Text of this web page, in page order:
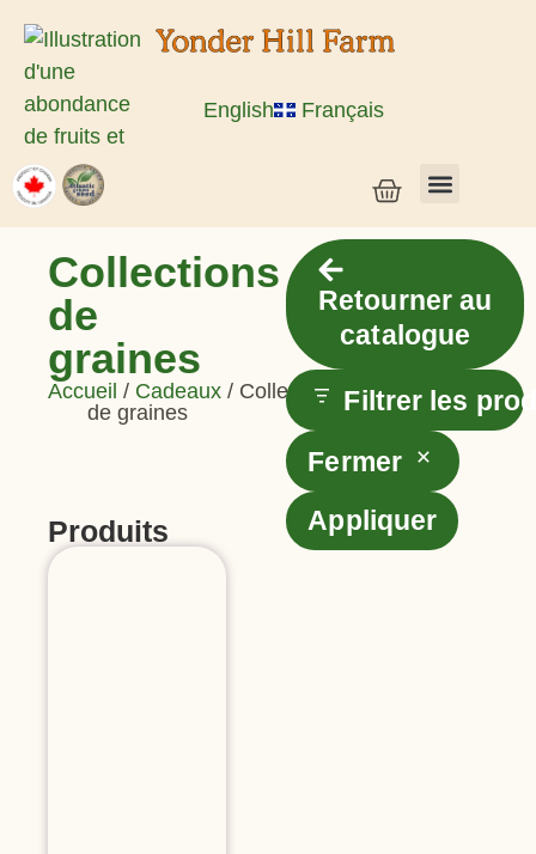
English Français
Collections
de
graines
Accueil / Cadeaux / Collections
de graines
Produits
Retourner au
catalogue
Filtrer les
Fermer
Appliquer